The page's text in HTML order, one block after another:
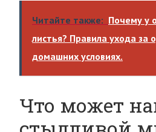
Читайте также: Почему у
листья? Правила ухода за
домашних условиях.
Что может